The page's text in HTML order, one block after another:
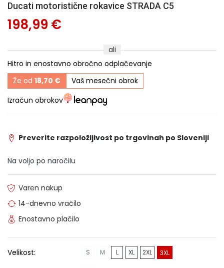
Ducati motoristične rokavice STRADA C5
198,99 €
ali
Hitro in enostavno obročno odplačevanje
Že od 18,70 €
Vaš mesečni obrok
Izračun obrokov
Preverite razpoložljivost po trgovinah po Sloveniji
Na voljo po naročilu
Varen nakup
14-dnevno vračilo
Enostavno plačilo
Velikost: S M L XL 2XL 3XL